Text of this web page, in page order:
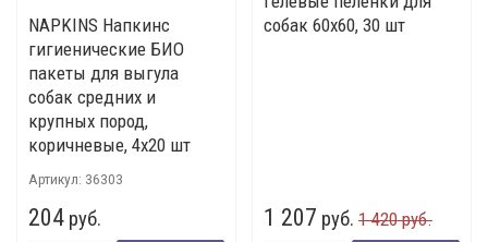
NAPKINS Напкинс
гигиенические БИО
пакеты для выгула
собак средних и
крупных пород,
коричневые, 4х20 шт
Артикул: 36303
204 руб.
собак 60х60, 30 шт
1 207 руб. 1 420 руб.